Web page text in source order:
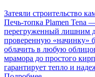
Затеяли строительство
Печь-топка Plamen Tena
перегруженный лишним
проверенную «начинку»
облачить в любую
мрамора до простого
гарантирует тепло и